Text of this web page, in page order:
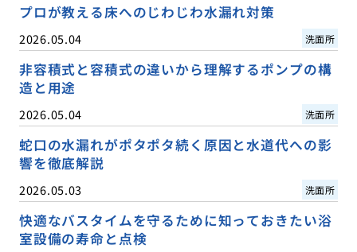
プロが教える床へのじわじわ水漏れ対策
2026.05.04 洗面所
非容積式と容積式の違いから理解するポンプの構
造と用途
2026.05.04 洗面所
蛇口の水漏れがポタポタ続く原因と水道代への影
響を徹底解説
2026.05.03 洗面所
快適なバスタイムを守るために知っておきたい浴
室設備の寿命と点検